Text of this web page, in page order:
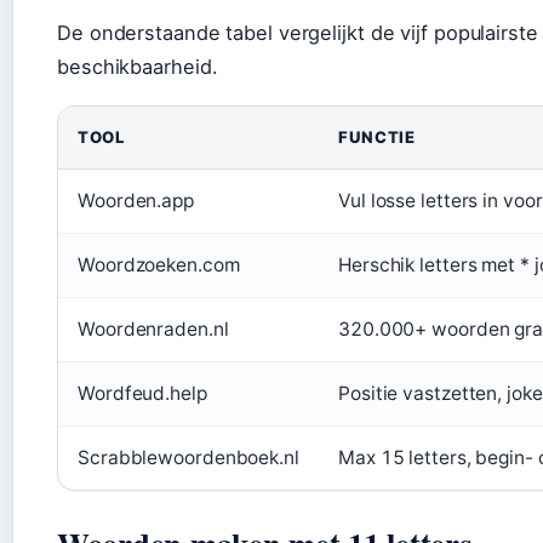
De onderstaande tabel vergelijkt de vijf
beschikbaarheid.
TOOL FUNCTIE
Woorden.app Vul losse letters in
Woordzoeken.com Herschik letters met *
Woordenraden.nl 320.000+ woorden
Wordfeud.help Positie vastzetten,
Scrabblewoordenboek.nl Max 15 letters, begin-